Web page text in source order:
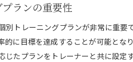
ランの重要性
別トレーニングプランが非常に重
的に目標を達成することが可能と
じたプランをトレーナーと共に設定